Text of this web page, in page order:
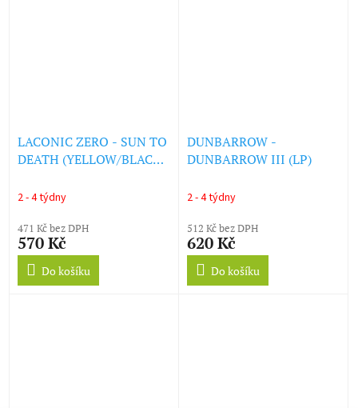
LACONIC ZERO - SUN TO
DEATH (YELLOW/BLACK
2 - 4 týdny
471 Kč bez DPH
570 Kč
Do košíku
DUNBARROW -
DUNBARROW III (LP)
2 - 4 týdny
512 Kč bez DPH
620 Kč
Do košíku